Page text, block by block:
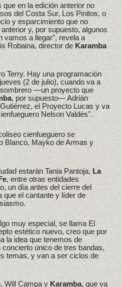
en la edición anterior no
del Costa Sur, Los Pinitos, o
y esparcimiento que no
y, por supuesto, algunos
vamos a llegar", revela a
Robaina, director de Karamba
Terry. Hay una programación
(2 de julio), cuando va a
—un proyecto que
, por supuesto— Adrián
el Proyecto Lucas y va
Nelson Valdés".
cienfueguero se
Blanco, Mayko de Armas y
estarán Tania Pantoja,La
, entre otras entidades
un día antes del cierre del
que el cantante y líder de
muy especial, se llama El
estético nuevo, creo que por
la idea que tenemos de
único de tres bandas,
temas, y van a ser ciclos de
Will Campa yKaramba, que va